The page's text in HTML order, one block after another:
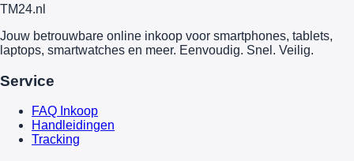
TM24.nl
Jouw betrouwbare online inkoop voor smartphones, tablets,
laptops, smartwatches en meer. Eenvoudig. Snel. Veilig.
Service
FAQ Inkoop
Handleidingen
Tracking